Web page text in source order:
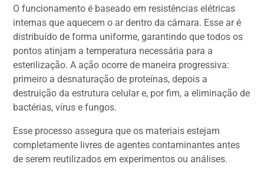
O funcionamento é baseado em resistências elétricas
internas que aquecem o ar dentro da câmara. Esse ar é
distribuído de forma uniforme, garantindo que todos os
pontos atinjam a temperatura necessária para a
esterilização. A ação ocorre de maneira progressiva:
primeiro a desnaturação de proteínas, depois a
destruição da estrutura celular e, por fim, a eliminação de
bactérias, vírus e fungos.
Esse processo assegura que os materiais estejam
completamente livres de agentes contaminantes antes
de serem reutilizados em experimentos ou análises.